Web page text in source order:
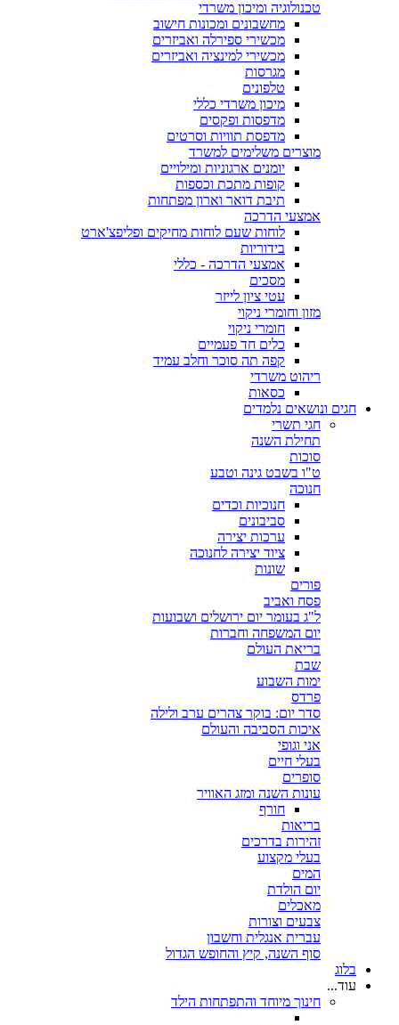
טכנולוגיה ומיכון משרדי
מחשבונים ומכונות חישוב
מכשירי ספירלה ואביזרים
מכשירי למינציה ואביזרים
מגרסות
טלפונים
מיכון משרדי כללי
מדפסות ופקסים
מדפסת תוויות וסרטים
מוצרים משלימים למשרד
יומנים ארגוניות ומילויים
קופות מתכת וכספות
תיבת דואר וארון מפתחות
אמצעי הדרכה
לוחות שעם לוחות מחיקים ופליפצ'ארט
בידוריות
אמצעי הדרכה - כללי
מסכים
עטי ציון לייזר
מזון וחומרי ניקוי
חומרי ניקוי
כלים חד פעמיים
קפה תה סוכר וחלב עמיד
ריהוט משרדי
כסאות
חגים ונושאים נלמדים
חגי תשרי
תחילת השנה
סוכות
ט"ו בשבט גינה וטבע
חנוכה
חנוכיות וכדים
סביבונים
ערכות יצירה
ציוד יצירה לחנוכה
שונות
פורים
פסח ואביב
ל"ג בעומר יום ירושלים ושבועות
יום המשפחה וחברות
בריאת העולם
שבת
ימות השבוע
פרדס
סדר יום: בוקר צהרים ערב ולילה
איכות הסביבה והעולם
אני וגופי
בעלי חיים
סופרים
עונות השנה ומזג האוויר
חורף
בריאות
זהירות בדרכים
בעלי מקצוע
המים
יום הולדת
מאכלים
צבעים וצורות
עברית אנגלית וחשבון
סוף השנה, קיץ והחופש הגדול
בלוג
עוד...
חינוך מיוחד והתפתחות הילד